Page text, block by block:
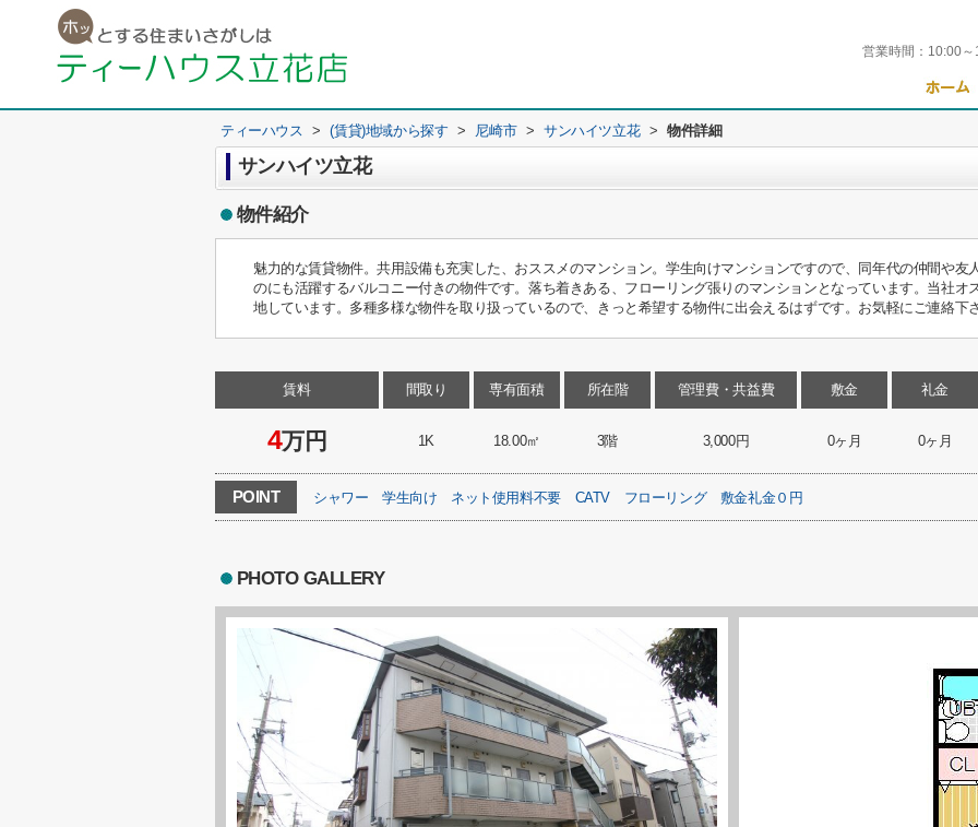
営業時間： 10:00～
ティーハウス > (賃貸)地域から探す > 尼崎市 > サンハイツ立花 > 物件詳細
サンハイツ立花
物件紹介
魅力的な賃貸物件。共用設備も充実した、おススメのマンション。学生向けマンションですので、同年代の仲間や友
のにも活躍するバルコニー付きの物件です。落ち着きある、フローリング張りのマンションとなっています。当社オ
地しています。多種多様な物件を取り扱っているので、きっと希望する物件に出会えるはずです。お気軽にご連絡下
賃料
4万円
間取り
1K
専有面積
18.00㎡
所在階
3階
管理費・共益費
3,000円
敷金
0ヶ月
礼金
0ヶ月
POINT シャワー 学生向け ネット使用料不要 CATV フローリング 敷金礼金０円
PHOTO GALLERY